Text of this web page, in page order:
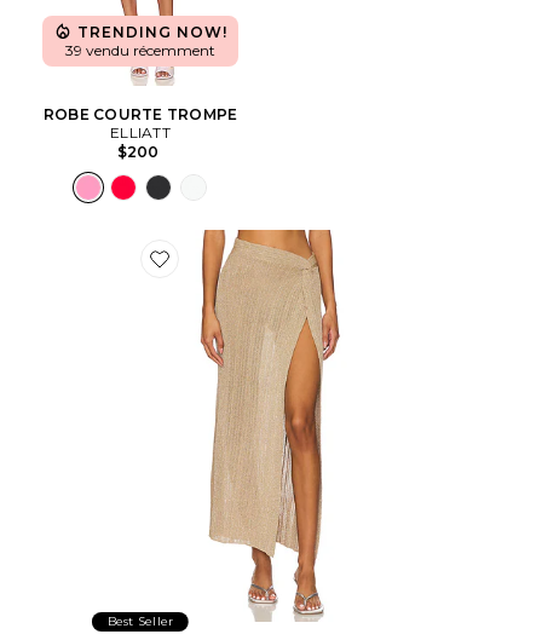
TRENDING NOW!
39 vendu récemment
ROBE COURTE TROMPE
ELLIATT
$200
Favorite JUPE HEART OF GOLD
Best Seller